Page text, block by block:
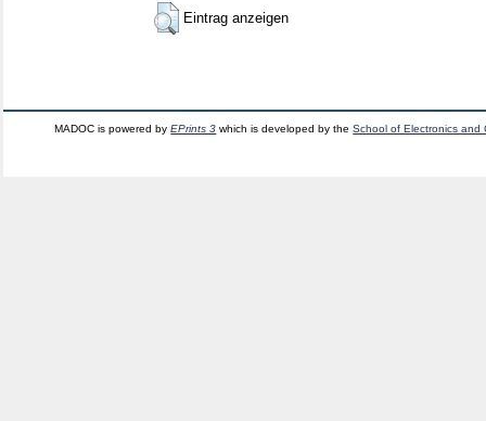
Eintrag anzeigen
MADOC is powered byEPrints 3 which is developed by theSchool of Electronics and